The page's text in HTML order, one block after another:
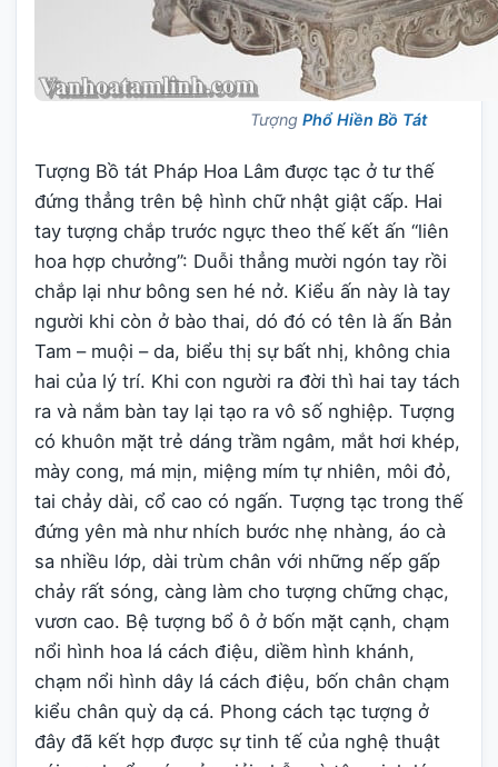
Tượng Phổ Hiền Bồ Tát
Tượng Bồ tát Pháp Hoa Lâm được tạc ở tư thế
đứng thẳng trên bệ hình chữ nhật giật cấp. Hai
tay tượng chắp trước ngực theo thế kết ấn “liên
hoa hợp chưởng”: Duỗi thẳng mười ngón tay rồi
chắp lại như bông sen hé nở. Kiểu ấn này là tay
người khi còn ở bào thai, dó đó có tên là ấn Bản
Tam – muội – da, biểu thị sự bất nhị, không chia
hai của lý trí. Khi con người ra đời thì hai tay tách
ra và nắm bàn tay lại tạo ra vô số nghiệp. Tượng
có khuôn mặt trẻ dáng trầm ngâm, mắt hơi khép,
mày cong, má mịn, miệng mím tự nhiên, môi đỏ,
tai chảy dài, cổ cao có ngấn. Tượng tạc trong thế
đứng yên mà như nhích bước nhẹ nhàng, áo cà
sa nhiều lớp, dài trùm chân với những nếp gấp
chảy rất sóng, càng làm cho tượng chững chạc,
vươn cao. Bệ tượng bổ ô ở bốn mặt cạnh, chạm
nổi hình hoa lá cách điệu, diềm hình khánh,
chạm nổi hình dây lá cách điệu, bốn chân chạm
kiểu chân quỳ dạ cá. Phong cách tạc tượng ở
đây đã kết hợp được sự tinh tế của nghệ thuật